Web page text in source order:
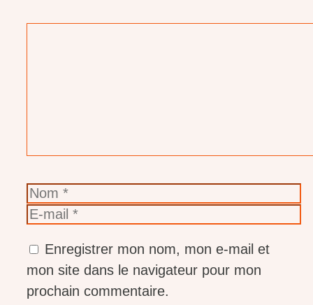
Nom
E-
Enregistrer mon nom, mon e-mail et
mon site dans le navigateur pour mon
prochain commentaire.